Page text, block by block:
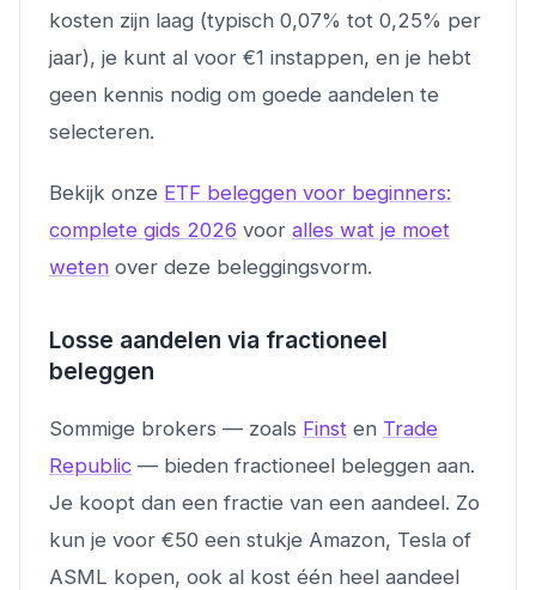
kosten zijn laag (typisch 0,07% tot 0,25% per
jaar), je kunt al voor €1 instappen, en je hebt
geen kennis nodig om goede aandelen te
selecteren.
Bekijk onze ETF beleggen voor beginners:
complete gids 2026 voor alles wat je moet
weten over deze beleggingsvorm.
Losse aandelen via fractioneel
beleggen
Sommige brokers — zoals Finst en Trade
Republic — bieden fractioneel beleggen aan.
Je koopt dan een fractie van een aandeel. Zo
kun je voor €50 een stukje Amazon, Tesla of
ASML kopen, ook al kost één heel aandeel